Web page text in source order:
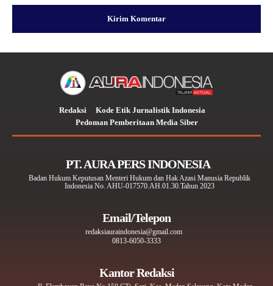
Redaksi
Kode Etik Jurnalistik Indonesia
Pedoman Pemberitaan Media Siber
PT. AURA PERS INDONESIA
Badan Hukum Keputusan Menteri Hukum dan Hak Azasi Manusia Republik
Indonesia No. AHU-017570.AH.01.30.Tahun 2023
Email/Telepon
redaksiauraindonesia@gmail.com
0813-6050-3333
Kantor Redaksi